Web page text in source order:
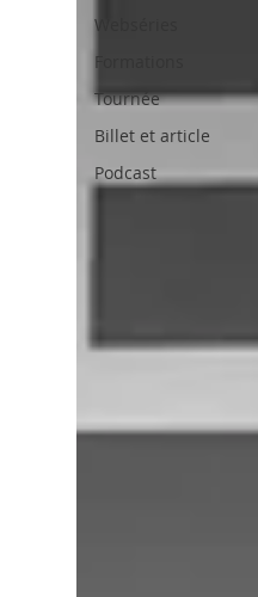
Webséries
Formations
Tournée
Billet et article
Podcast